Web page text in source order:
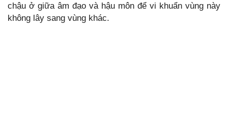
chậu ở giữa âm đạo và hậu môn để vi khuẩn vùng này
không lây sang vùng khác.